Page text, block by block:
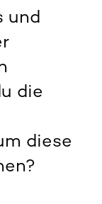
und
die
diese